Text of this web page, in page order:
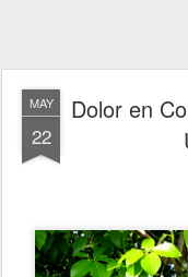
MAY
22
Dolor en